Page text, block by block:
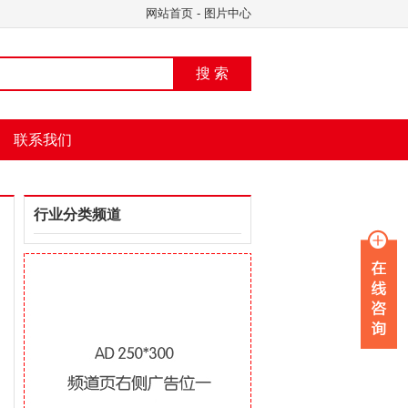
网站首页 - 图片中心
搜 索
联系我们
行业分类频道